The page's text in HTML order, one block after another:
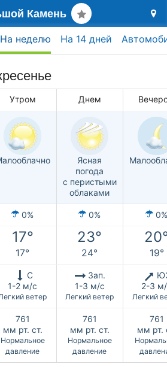
Камень
На неделю На 14 дней
Утром Днем
Ясная
погода
с перистыми
облаками
0% 0%
17° 23°
17° 24° 19°
С
1-2 м/с
ветер
Зап.
1-3 м/с
Легкий ветер
2-3
Легкий
761
мм рт. ст.
Нормальное
давление
761
мм рт. ст.
Нормальное
давление
761
мм рт.